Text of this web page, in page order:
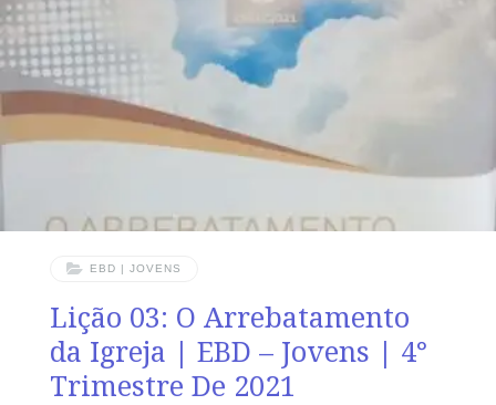
VERDADE APLICADA Deus nos deixou essa epístola
para revelar a grandeza de Seu plano de salvação, um
projeto elaborado antes de tudo existir. OBJETIVOS DA
LIÇÃO Ensinar acerca do conteúdo da epístola
EBD | JOVENS
Lição 03: O Arrebatamento
da Igreja | EBD – Jovens | 4°
Trimestre De 2021